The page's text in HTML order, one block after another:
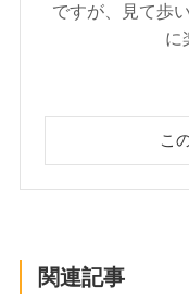
ですが、見て歩
に
こ
関連記事